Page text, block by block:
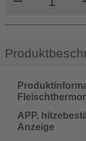
APP,
Anzeige